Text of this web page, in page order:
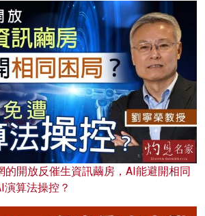
的開放反催生資訊繭房，AI能避開相同
演算法操控？